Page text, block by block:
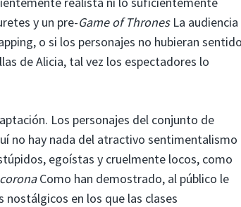
y un pre-Game of ThronesLa audiencia
o si los personajes no hubieran sentido
de Alicia, tal vez los espectadores lo
Los personajes del conjunto de
no hay nada del atractivo sentimentalismo
egoístas y cruelmente locos, como
Como han demostrado, al público le
en los que las clases